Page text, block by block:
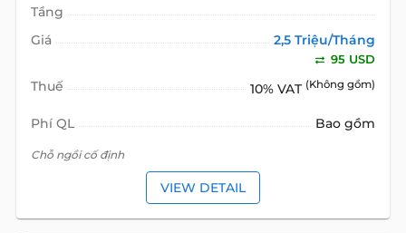
Tầng
Giá
2,5 Triệu/Tháng
95 USD
Thuế 10% VAT (Không gồm)
Phí QL Bao gồm
Chỗ ngồi cố định
VIEW DETAIL